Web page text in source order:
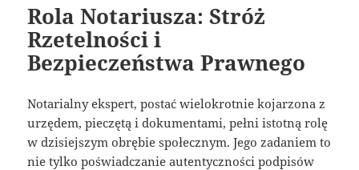
Rola Notariusza: Stróż
Rzetelności i
Bezpieczeństwa Prawnego
Notarialny ekspert, postać wielokrotnie kojarzona z
urzędem, pieczętą i dokumentami, pełni istotną rolę
w dzisiejszym obrębie społecznym. Jego zadaniem to
nie tylko poświadczanie autentyczności podpisów